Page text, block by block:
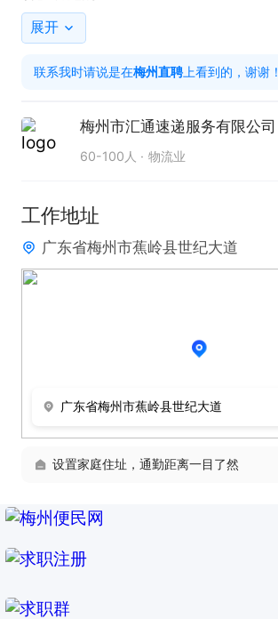
展开
联系我时请说是在梅州直聘 上看到的，谢谢！
梅州市汇通速递服务有限公司
60-100人 物流业
工作地址
广东省梅州市蕉岭县世纪大道
广东省梅州市蕉岭县世纪大道
设置家庭住址，通勤距离一目了然